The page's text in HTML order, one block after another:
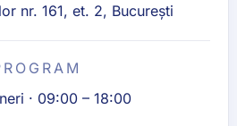
nr. 161, et. 2, București
· 09:00 – 18:00